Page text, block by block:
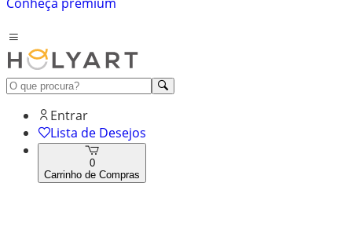
Entrar
Lista de Desejos
0
Carrinho de Compras